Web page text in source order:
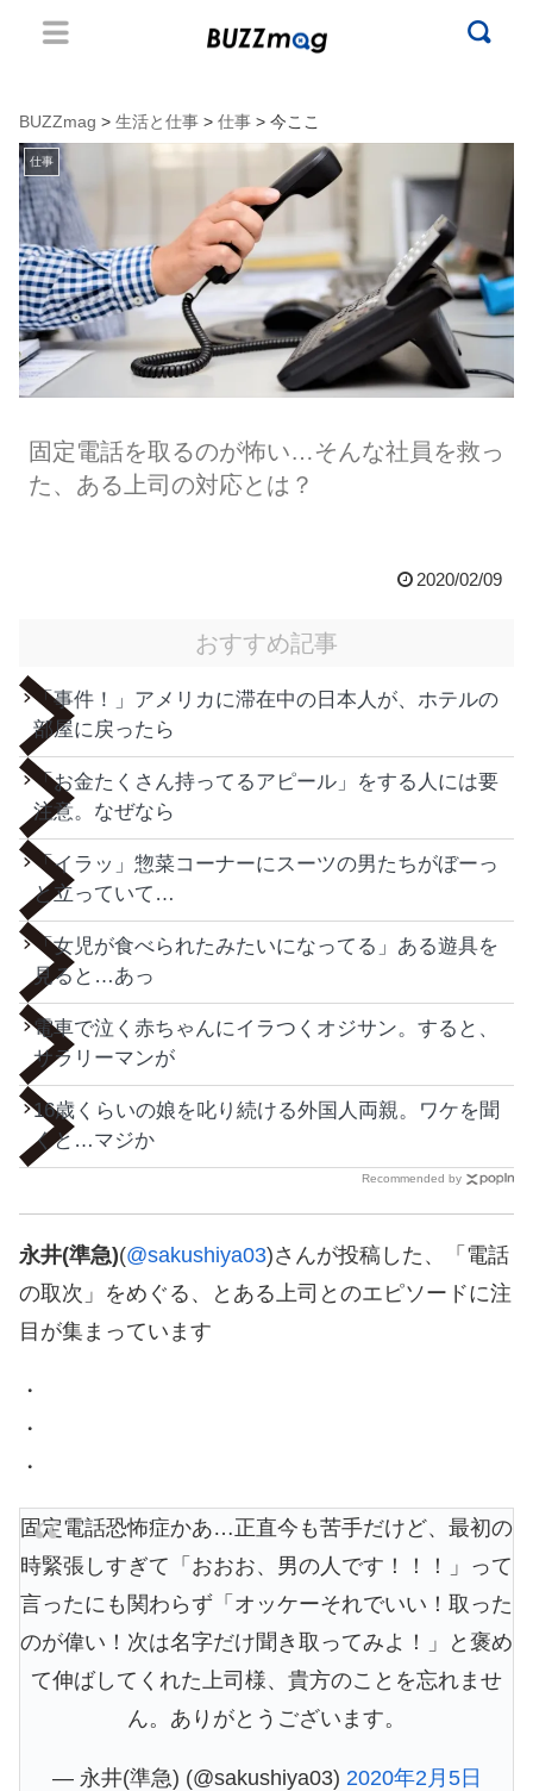
BUZZmag > 生活と仕事 > 仕事 > 今ここ
仕事
固定電話を取るのが怖い…そんな社員を救っ
た、ある上司の対応とは？
2020/02/09
おすすめ記事
「事件！」アメリカに滞在中の日本人が、ホテルの
部屋に戻ったら
「お金たくさん持ってるアピール」をする人には要
注意。なぜなら
「イラッ」惣菜コーナーにスーツの男たちがぼーっ
と立っていて…
「女児が食べられたみたいになってる」ある遊具を
見ると…あっ
電車で泣く赤ちゃんにイラつくオジサン。すると、
サラリーマンが
16歳くらいの娘を叱り続ける外国人両親。ワケを聞
くと…マジか
Recommended by
永井(準急)(@sakushiya03)さんが投稿した、「電話
の取次」をめぐる、とある上司とのエピソードに注
目が集まっています
・
・
・
固定電話恐怖症かあ…正直今も苦手だけど、最初の
時緊張しすぎて「おおお、男の人です！！！」って
言ったにも関わらず「オッケーそれでいい！取った
のが偉い！次は名字だけ聞き取ってみよ！」と褒め
て伸ばしてくれた上司様、貴方のことを忘れませ
ん。ありがとうございます。
— 永井(準急) (@sakushiya03) 2020年2月5日